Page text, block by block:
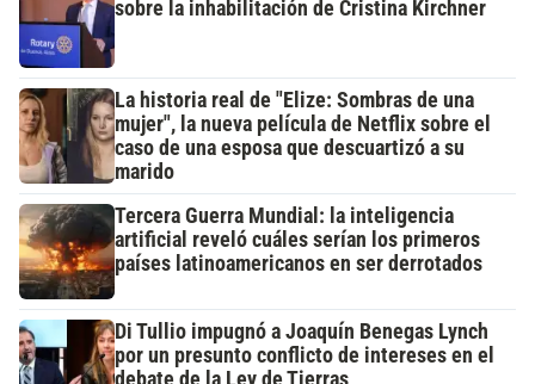
sobre la inhabilitación de Cristina Kirchner
La historia real de "Elize: Sombras de una
mujer", la nueva película de Netflix sobre el
caso de una esposa que descuartizó a su
marido
Tercera Guerra Mundial: la inteligencia
artificial reveló cuáles serían los primeros
países latinoamericanos en ser derrotados
Di Tullio impugnó a Joaquín Benegas Lynch
por un presunto conflicto de intereses en el
debate de la Ley de Tierras